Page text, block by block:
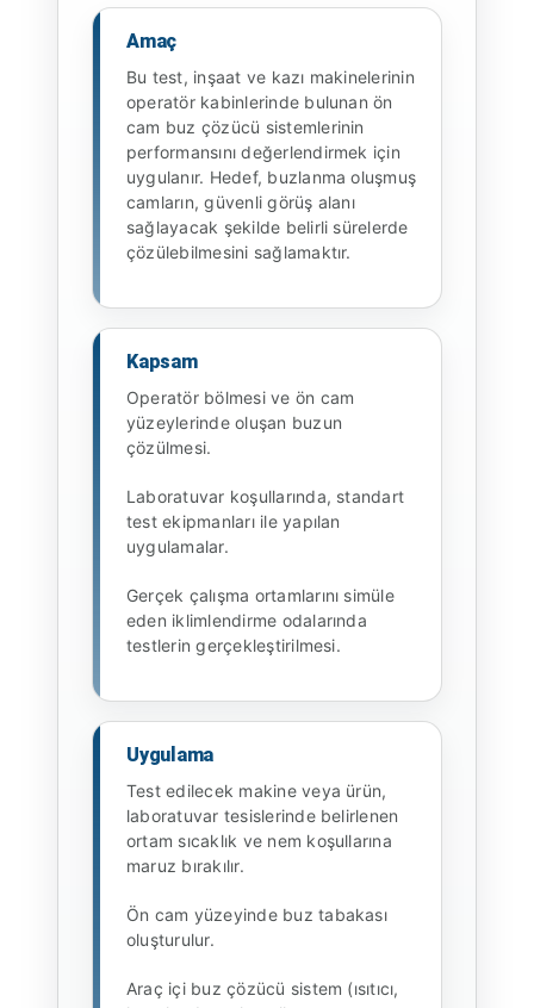
Amaç
Bu test, inşaat ve kazı makinelerinin
operatör kabinlerinde bulunan ön
cam buz çözücü sistemlerinin
performansını değerlendirmek için
uygulanır. Hedef, buzlanma oluşmuş
camların, güvenli görüş alanı
sağlayacak şekilde belirli sürelerde
çözülebilmesini sağlamaktır.
Kapsam
Operatör bölmesi ve ön cam
yüzeylerinde oluşan buzun
çözülmesi.
Laboratuvar koşullarında, standart
test ekipmanları ile yapılan
uygulamalar.
Gerçek çalışma ortamlarını simüle
eden iklimlendirme odalarında
testlerin gerçekleştirilmesi.
Uygulama
Test edilecek makine veya ürün,
laboratuvar tesislerinde belirlenen
ortam sıcaklık ve nem koşullarına
maruz bırakılır.
Ön cam yüzeyinde buz tabakası
oluşturulur.
Araç içi buz çözücü sistem (ısıtıcı,